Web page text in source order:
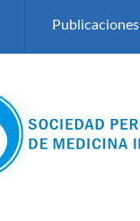
Publicaciones